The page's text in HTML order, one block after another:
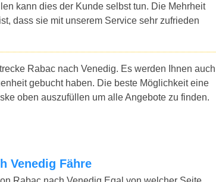
kann dies der Kunde selbst tun. Die Mehrheit
dass sie mit unserem Service sehr zufrieden
Rabac nach Venedig. Es werden Ihnen auch
gebucht haben. Die beste Möglichkeit eine
oben auszufüllen um alle Angebote zu finden.
Venedig Fähre